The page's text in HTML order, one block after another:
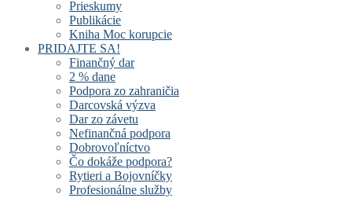
Prieskumy
Publikácie
Kniha Moc korupcie
PRIDAJTE SA!
Finančný dar
2 % dane
Podpora zo zahraničia
Darcovská výzva
Dar zo závetu
Nefinančná podpora
Dobrovoľníctvo
Čo dokáže podpora?
Rytieri a Bojovníčky
Profesionálne služby